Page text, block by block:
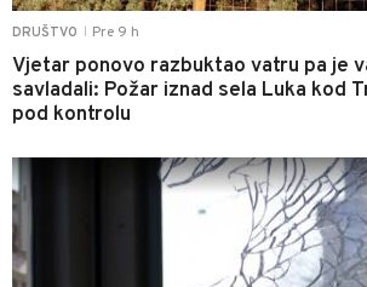
DRUŠTVO Pre 9 h
Vjetar ponovo razbuktao vatru pa je
savladali: Požar iznad sela Luka kod
pod kontrolu